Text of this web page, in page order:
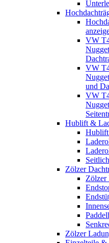
VW
VW
und
VW
Hublift &
Hublift
Zölzer
Zölzer
Zölzer